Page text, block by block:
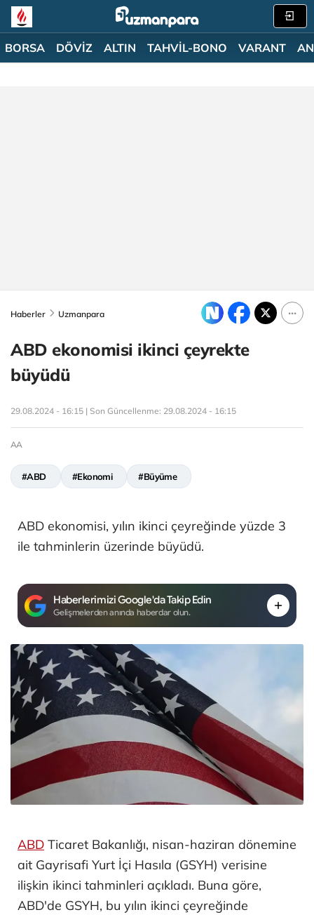
BORSA DÖVİZ ALTIN TAHVİL-BONO VARANT
Haberler Uzmanpara
ABD ekonomisi ikinci çeyrekte
büyüdü
29.08.2024 - 16:15 | Son Güncellenme: 29.08.2024 - 16:15
AA
#ABD #Ekonomi #Büyüme
ABD ekonomisi, yılın ikinci çeyreğinde yüzde 3
ile tahminlerin üzerinde büyüdü.
Haberlerimizi Google'da Takip Edin
Gelişmelerden anında haberdar olun.
ABD Ticaret Bakanlığı, nisan-haziran dönemine
ait Gayrisafi Yurt İçi Hasıla (GSYH) verisine
ilişkin ikinci tahminleri açıkladı. Buna göre,
ABD'de GSYH, bu yılın ikinci çeyreğinde